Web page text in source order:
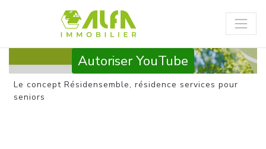
Autoriser YouTube
Le concept Résidensemble, résidence services pour
seniors